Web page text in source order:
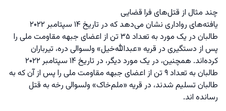
چند مثال از قتل‌های فرا قضایی
یافته‌های رواداری نشان می‌دهد که در تاریخ ۱۴ سپتامبر ۲۰۲۲
طالبان در یک مورد به تعداد ۳۵ تن از اعضای جبهه مقاومت ملی را
پس از دستگیری در قریه «عبدالله‌خیل» ولسوالی دره، تیرباران
کرده‌اند. همچنین، در یک مورد دیگر، در تاریخ ۱۴ سپتامبر ۲۰۲۲
طالبان به تعداد ۹ تن از اعضای جبهه مقاومت ملی را پس از آن که به
طالبان تسلیم شدند، در قریه «ملم‌خاک» ولسوالی رخه به قتل
رسانده اند.